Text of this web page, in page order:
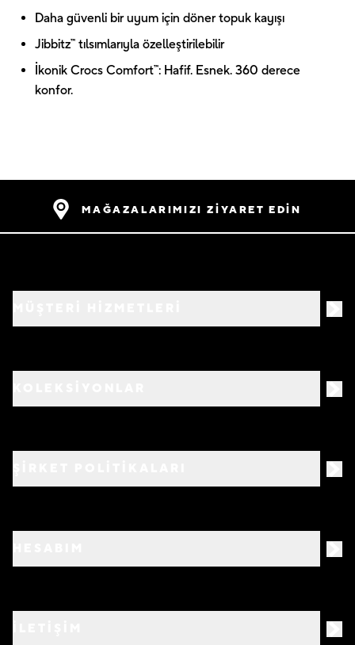
Daha güvenli bir uyum için döner topuk kayışı
Jibbitz™ tılsımlarıyla özelleştirilebilir
İkonik Crocs Comfort™: Hafif. Esnek. 360 derece
konfor.
MAĞAZALARIMIZI ZİYARET EDİN